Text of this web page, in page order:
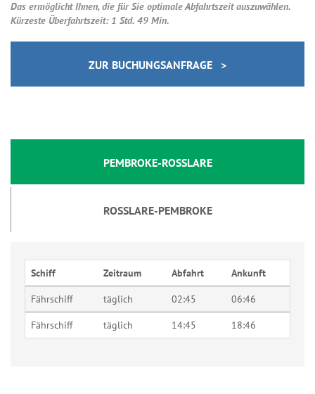
Das ermöglicht Ihnen, die für Sie optimale Abfahrtszeit auszuwählen.
Kürzeste Überfahrtszeit: 1 Std. 49 Min.
ZUR BUCHUNGSANFRAGE >
PEMBROKE-ROSSLARE
ROSSLARE-PEMBROKE
Schiff Zeitraum Abfahrt Ankunft
Fährschiff täglich 02:45 06:46
Fährschiff täglich 14:45 18:46